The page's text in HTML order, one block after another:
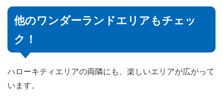
他のワンダーランドエリアもチェッ
ク！
ハローキティエリアの両隣にも、楽しいエリアが広がって
います。